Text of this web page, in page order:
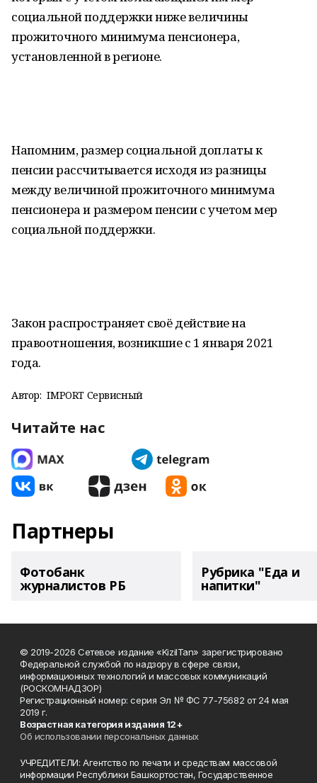
социальной поддержки ниже величины
прожиточного минимума пенсионера,
установленной в регионе.
Напомним, размер социальной доплаты к
пенсии рассчитывается исходя из разницы
между величиной прожиточного минимума
пенсионера и размером пенсии с учетом мер
социальной поддержки.
Закон распространяет своё действие на
правоотношения, возникшие с 1 января 2021
года.
Автор: IMPORT Сервисный
Читайте нас
Партнеры
Фотобанк
журналистов РБ
Рубрика "Еда и
напитки"
© 2019-2026 Сетевое издание «KizilTan» зарегистрировано
Федеральной службой по надзору в сфере связи,
информационных технологий и массовых коммуникаций
(РОСКОМНАДЗОР)
Регистрационный номер: серия Эл № ФС 77-75682 от 24 мая
2019 г.
Возрастная категория издания 12+
Об использовании персональных данных
УЧРЕДИТЕЛИ: Агентство по печати и средствам массовой
информации Республики Башкортостан, Государственное